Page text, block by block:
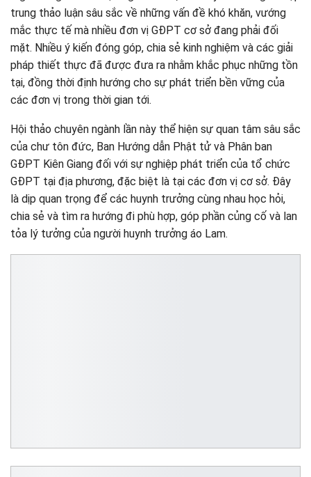
trung thảo luận sâu sắc về những vấn đề khó khăn, vướng
mắc thực tế mà nhiều đơn vị GĐPT cơ sở đang phải đối
mặt. Nhiều ý kiến đóng góp, chia sẻ kinh nghiệm và các giải
pháp thiết thực đã được đưa ra nhằm khắc phục những tồn
tại, đồng thời định hướng cho sự phát triển bền vững của
các đơn vị trong thời gian tới.
Hội thảo chuyên ngành lần này thể hiện sự quan tâm sâu sắc
của chư tôn đức, Ban Hướng dẫn Phật tử và Phân ban
GĐPT Kiên Giang đối với sự nghiệp phát triển của tổ chức
GĐPT tại địa phương, đặc biệt là tại các đơn vị cơ sở. Đây
là dịp quan trọng để các huynh trưởng cùng nhau học hỏi,
chia sẻ và tìm ra hướng đi phù hợp, góp phần củng cố và lan
tỏa lý tưởng của người huynh trưởng áo Lam.